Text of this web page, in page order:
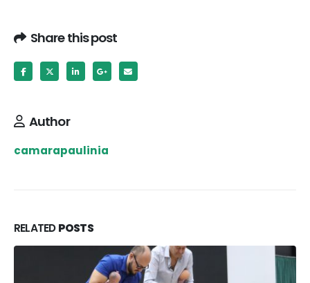
Share this post
Author
camarapaulinia
RELATEDPOSTS